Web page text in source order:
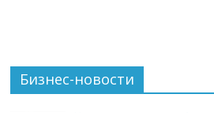
Бизнес-новости